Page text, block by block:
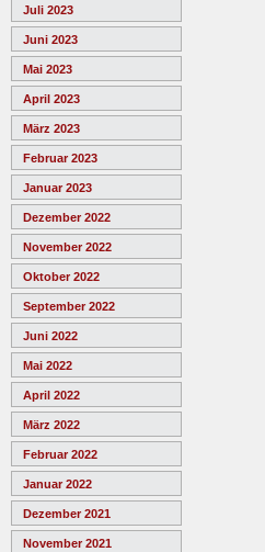
Juli 2023
Juni 2023
Mai 2023
April 2023
März 2023
Februar 2023
Januar 2023
Dezember 2022
November 2022
Oktober 2022
September 2022
Juni 2022
Mai 2022
April 2022
März 2022
Februar 2022
Januar 2022
Dezember 2021
November 2021